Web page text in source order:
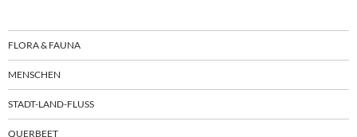
FLORA & FAUNA
MENSCHEN
STADT-LAND-FLUSS
QUERBEET